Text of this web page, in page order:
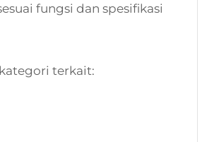
fungsi dan spesifikasi
terkait: